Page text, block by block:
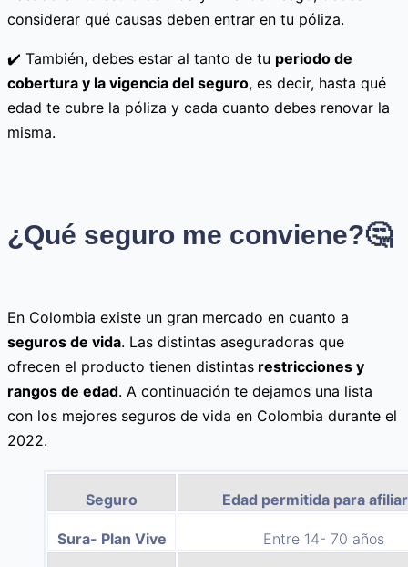
considerar qué causas deben entrar en tu póliza.
✔️ También, debes estar al tanto de tu periodo de
cobertura y la vigencia del seguro, es decir, hasta qué
edad te cubre la póliza y cada cuanto debes renovar la
misma.
¿Qué seguro me conviene?🤔
En Colombia existe un gran mercado en cuanto a
seguros de vida. Las distintas aseguradoras que
ofrecen el producto tienen distintas restricciones y
rangos de edad. A continuación te dejamos una lista
con los mejores seguros de vida en Colombia durante el
2022.
Seguro Edad permitida para
Sura- Plan Vive Entre 14- 70 años